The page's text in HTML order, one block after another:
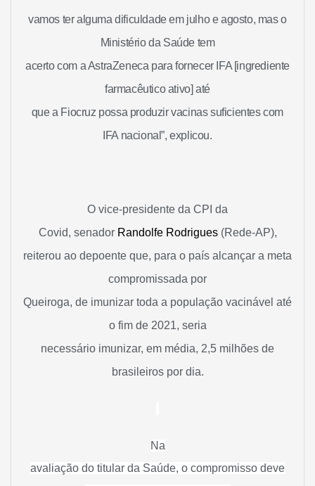
vamos ter alguma dificuldade em julho e agosto, mas o
Ministério da Saúde tem
acerto com a AstraZeneca para fornecer IFA [ingrediente
farmacêutico ativo] até
que a Fiocruz possa produzir vacinas suficientes com
IFA nacional”, explicou.
O vice-presidente da CPI da
Covid, senador Randolfe Rodrigues(Rede-AP),
reiterou ao depoente que, para o país alcançar a meta
compromissada por
Queiroga, de imunizar toda a população vacinável até
o fim de 2021, seria
necessário imunizar, em média, 2,5 milhões de
brasileiros por dia.
Na
avaliação do titular da Saúde, o compromisso deve